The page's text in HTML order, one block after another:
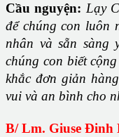
Cầu nguyện: Lạy
để chúng con luôn
nhân và sẵn sàng
chúng con biết
khắc đơn giản
vui và an bình cho
B/ Lm. Giuse Đinh